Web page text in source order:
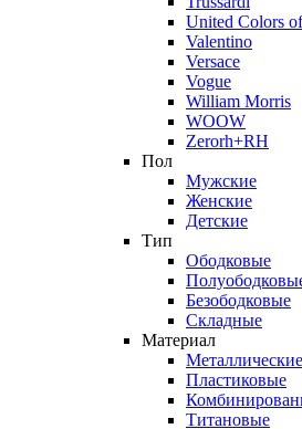
United Colors
Valentino
Versace
Vogue
William Morris
WOOW
Zerorh+RH
Пол
Мужские
Женские
Детские
Тип
Ободковые
Безободковые
Складные
Материал
Металлические
Пластиковые
Титановые